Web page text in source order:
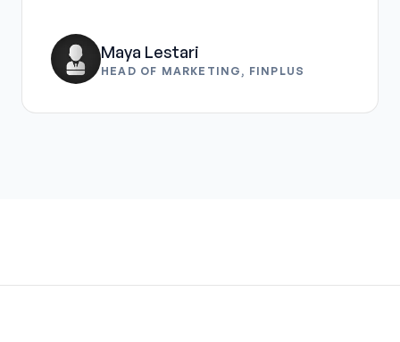
Maya Lestari
HEAD OF MARKETING, FINPLUS